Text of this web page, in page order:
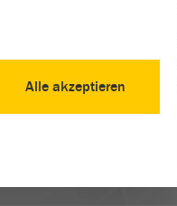
Die gemeinsame
Landtagund
Plenarsaaldes
Alle akzeptieren